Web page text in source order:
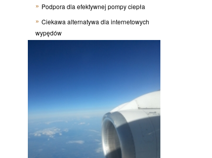
Podpora dla efektywnej pompy ciepła
Ciekawa alternatywa dla internetowych
wypędów